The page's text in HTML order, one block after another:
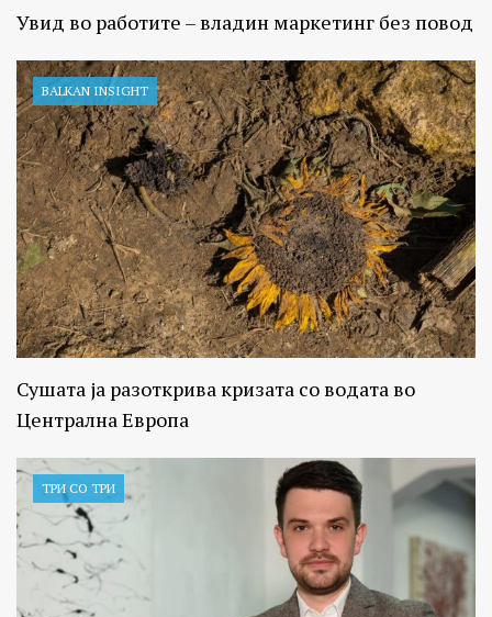
Увид во работите – владин маркетинг без повод
BALKAN INSIGHT
Сушата ја разоткрива кризата со водата во
Централна Европа
ТРИ СО ТРИ